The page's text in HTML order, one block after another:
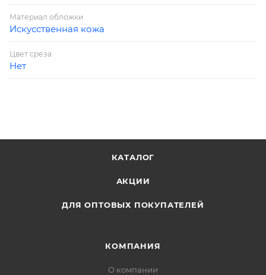
Материал обложки
Искусственная кожа
Цвет среза
Нет
КАТАЛОГ
АКЦИИ
ДЛЯ ОПТОВЫХ ПОКУПАТЕЛЕЙ
КОМПАНИЯ
О компании